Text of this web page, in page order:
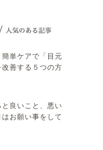
簡単ケアで「目元
善する５つの方
良いこと、悪い
お願い事をして